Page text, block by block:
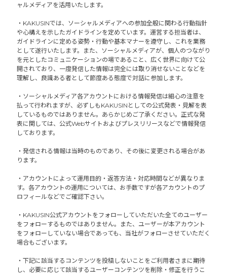
ャルメディアを活用いたします。
・KAKUSINでは、ソーシャルメディアへの参加全般に関わる行動指針
や心構えを示したガイドラインを定めています。運営する担当者は、
ガイドラインに定める姿勢・行動や基本マナーを遵守し、これを業務
として遂行いたします。また、ソーシャルメディアが、個人のつながり
を元としたコミュニケーションの場であること、広く世界に向けて公
開されており、一度発信した情報は完全には取り消せないことなどを
理解し、良識ある者として節度ある態度で対話に参加します。
・ソーシャルメディア各アカウントにおける情報発信は細心の注意を
払って行われますが、必ずしもKAKUSINとしての公式発表・見解を表
しているものではありません。あらかじめご了承ください。正式な発
表に関しては、公式Webサイトおよびプレスリリースなどで情報発信
しております。
・発信される情報は当時のものであり、その後に変更される場合があ
ります。
・アカウントによって運用目的・返答方法・対応時間などが異なりま
す。各アカウントの運用については、お手数ですが各アカウントのプ
ロフィールなどでご確認下さい。
・KAKUSIN公式アカウントをフォローしていただいた全てのユーザー
をフォローするものではありません。また、ユーザーが本アカウント
をフォローしていない場合であっても、当社がフォローさせていただく
場合もございます。
・下記に該当するコンテンツを投稿しないことをご利用者さまに期待
し、必要に応じて該当するユーザーコンテンツを削除・修正を行うこ